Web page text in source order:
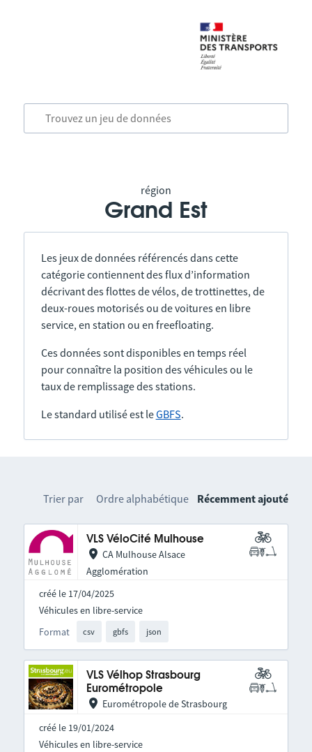
région
Grand Est
Les jeux de données référencés dans cette
catégorie contiennent des flux d’information
décrivant des flottes de vélos, de trottinettes, de
deux-roues motorisés ou de voitures en libre
service, en station ou en freefloating.
Ces données sont disponibles en temps réel
pour connaître la position des véhicules ou le
taux de remplissage des stations.
Le standard utilisé est leGBFS.
Trier par Ordre alphabétique Récemment ajouté
VLS VéloCité Mulhouse
CA Mulhouse Alsace
Agglomération
créé le 17/04/2025
Format csv gbfs json
Véhicules en libre-service
VLS Vélhop Strasbourg
Eurométropole
Eurométropole de Strasbourg
créé le 19/01/2024
Véhicules en libre-service